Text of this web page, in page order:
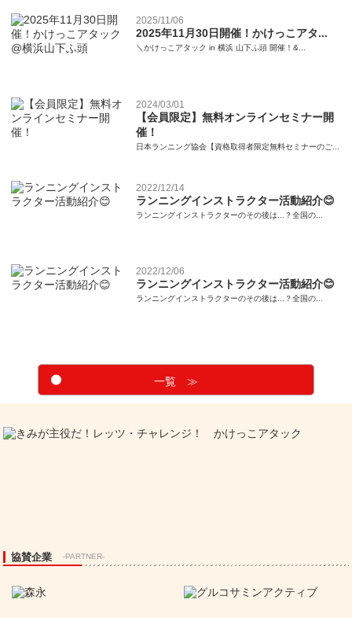
2025/11/06
2025年11月30日開催！かけっこアタ...
＼かけっこアタック in 横浜 山下ふ頭 開催！&...
2024/03/01
【会員限定】無料オンラインセミナー開
催！
日本ランニング協会【資格取得者限定無料セミナーのご...
2022/12/14
ランニングインストラクター活動紹介😊
ランニングインストラクターのその後は...？全国の...
2022/12/06
ランニングインストラクター活動紹介😊
ランニングインストラクターのその後は...？全国の...
一覧 ≫
協賛企業 -PARTNER-